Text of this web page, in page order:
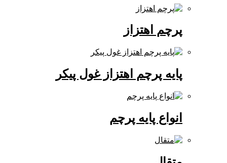
پرچم اهتزاز
پایه پرچم اهتزاز غول پیکر
انواع پایه پرچم